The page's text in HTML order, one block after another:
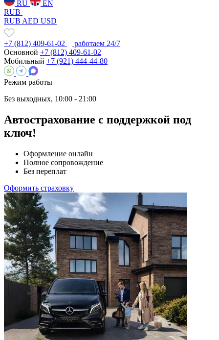
RU
EN
RUB
RUB AED USD
+7 (812) 409-61-02
работаем 24/7
Основной +7 (812) 409-61-02
Мобильный +7 (921) 444-44-80
Режим работы
Без выходных, 10:00 - 21:00
Автострахование с поддержкой под
ключ!
Оформление онлайн
Полное сопровождение
Без переплат
Оформить страховку